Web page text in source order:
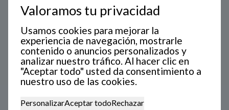
Valoramos tu privacidad
Usamos cookies para mejorar la
experiencia de navegación, mostrarle
contenido o anuncios personalizados y
analizar nuestro tráfico. Al hacer clic en
"Aceptar todo" usted da consentimiento a
nuestro uso de las cookies.
PersonalizarAceptar todoRechazar